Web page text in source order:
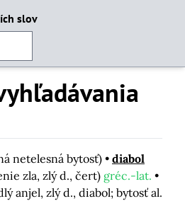
slov
netelesná bytosť)
diabol
zla, zlý d., čert) gréc.-lat.
anjel, zlý d., diabol; bytosť al.